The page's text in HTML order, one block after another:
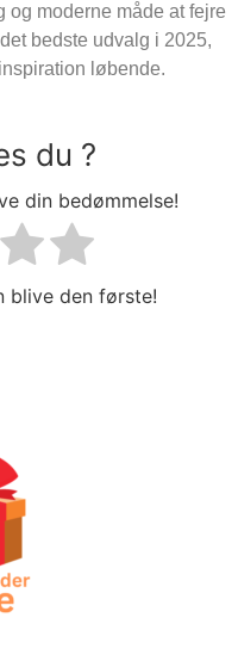
moderne måde at fejre
bedste udvalg i 2025,
løbende.
du ?
din bedømmelse!
blive den første!